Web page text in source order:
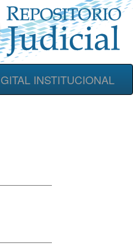
INSTITUCIONAL